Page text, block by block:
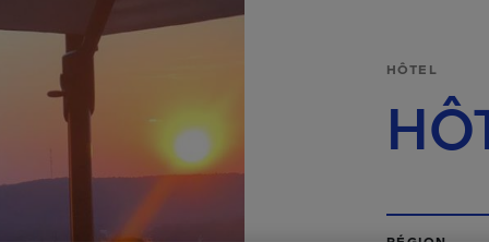
HÔTEL